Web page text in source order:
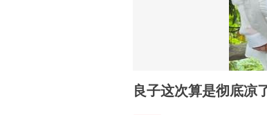
良子这次算是彻底凉